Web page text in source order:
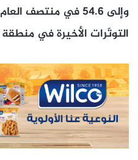
التوتّرات الأخيرة في